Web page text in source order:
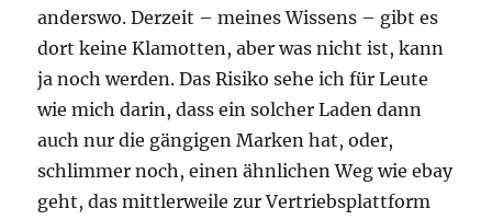
anderswo. Derzeit – meines Wissens – gibt es
dort keine Klamotten, aber was nicht ist, kann
ja noch werden. Das Risiko sehe ich für Leute
wie mich darin, dass ein solcher Laden dann
auch nur die gängigen Marken hat, oder,
schlimmer noch, einen ähnlichen Weg wie ebay
geht, das mittlerweile zur Vertriebsplattform